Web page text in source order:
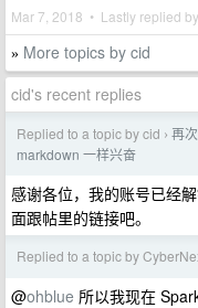
Mar 7, 2018 • Lastly replied by
» More topics by cid
cid's recent replies
Replied to a topic by cid › 再
markdown 一样兴奋
感谢各位，我的账号已经
面跟帖里的链接吧。
Replied to a topic by
@ohblue 所以我现在